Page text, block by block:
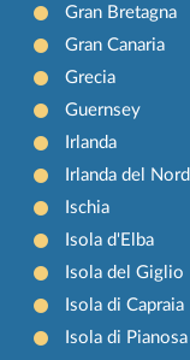
Gran Bretagna
Gran Canaria
Grecia
Guernsey
Irlanda
Irlanda del Nord
Ischia
Isola d'Elba
Isola del Giglio
Isola di Capraia
Isola di Pianosa